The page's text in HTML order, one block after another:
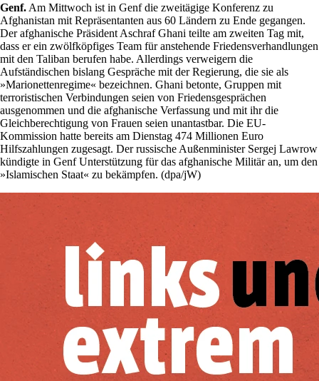
Genf. Am Mittwoch ist in Genf die zweitägige Konferenz zu
Afghanistan mit Repräsentanten aus 60 Ländern zu Ende gegangen.
Der afghanische Präsident Aschraf Ghani teilte am zweiten Tag mit,
dass er ein zwölfköpfiges Team für anstehende Friedensverhandlungen
mit den Taliban berufen habe. Allerdings verweigern die
Aufständischen bislang Gespräche mit der Regierung, die sie als
»Marionettenregime« bezeichnen. Ghani betonte, Gruppen mit
terroristischen Verbindungen seien von Friedensgesprächen
ausgenommen und die afghanische Verfassung und mit ihr die
Gleichberechtigung von Frauen seien unantastbar. Die EU-
Kommission hatte bereits am Dienstag 474 Millionen Euro
Hilfszahlungen zugesagt. Der russische Außenminister Sergej Lawrow
kündigte in Genf Unterstützung für das afghanische Militär an, um den
»Islamischen Staat« zu bekämpfen. (dpa/jW)